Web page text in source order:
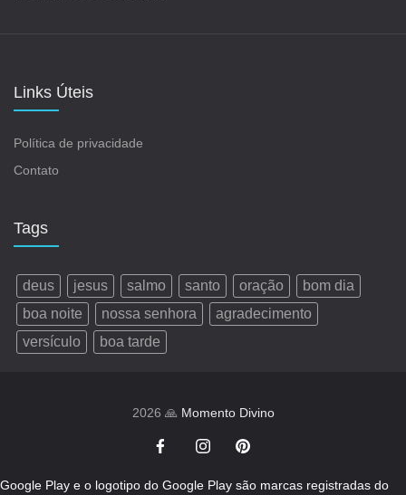
Links Úteis
Política de privacidade
Contato
Tags
deus jesus salmo santo oração
bom dia
boa noite
nossa senhora
agradecimento
versículo
boa tarde
2026 🙏 Momento Divino
Google Play e o logotipo do Google Play são marcas registradas do